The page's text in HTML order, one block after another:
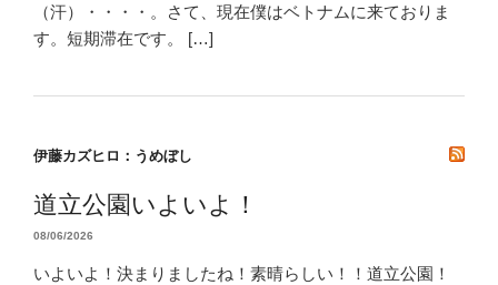
（汗）・・・・。さて、現在僕はベトナムに来ておりま
す。短期滞在です。 […]
伊藤カズヒロ：うめぼし
道立公園いよいよ！
08/06/2026
いよいよ！決まりましたね！素晴らしい！！道立公園！